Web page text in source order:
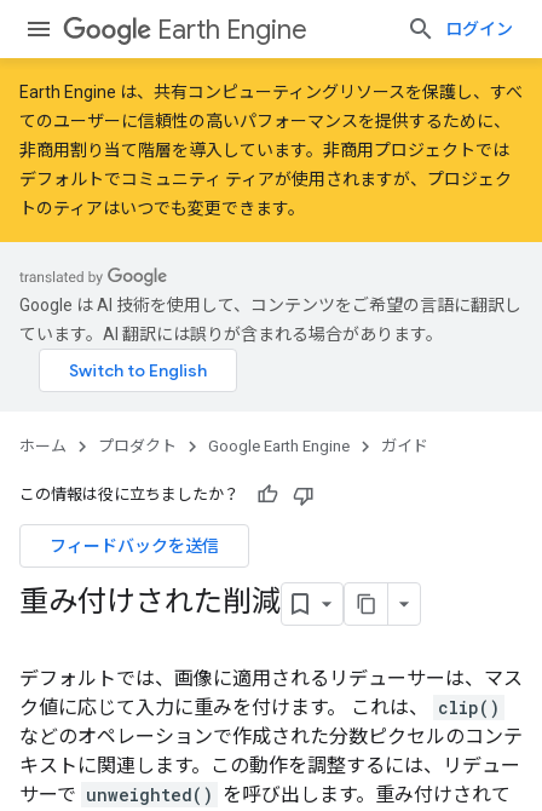
Earth Engine ログイン
Earth Engine は、共有コンピューティングリソースを保護し、すべ
てのユーザーに信頼性の高いパフォーマンスを提供するために、
非商用割り当て階層を導入しています。非商用プロジェクトでは
デフォルトでコミュニティ ティアが使用されますが、プロジェク
トのティアはいつでも変更できます。
Google は AI 技術を使用して、コンテンツをご希望の言語に翻訳し
ています。AI 翻訳には誤りが含まれる場合があります。
ホーム プロダクト Google Earth Engine ガイド
この情報は役に立ちましたか？
フィードバックを送信
重み付けされた削減
デフォルトでは、画像に適用されるリデューサーは、マス
ク値に応じて入力に重みを付けます。 これは、
clip()
などのオペレーションで作成された分数ピクセルのコンテ
キストに関連します。この動作を調整するには、リデュー
サーで unweighted() を呼び出します。重み付けされて